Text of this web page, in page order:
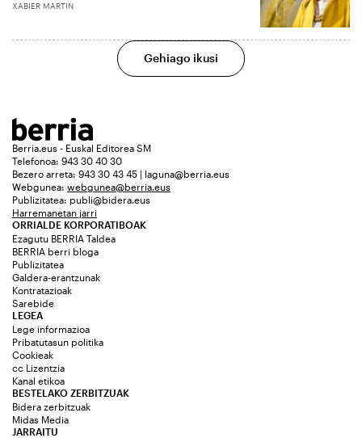
XABIER MARTIN
Gehiago ikusi
Berria.eus - Euskal Editorea SM
Telefonoa: 943 30 40 30
Bezero arreta: 943 30 43 45 | laguna@berria.eus
Webgunea: webgunea@berria.eus
Publizitatea: publi@bidera.eus
Harremanetan jarri
ORRIALDE KORPORATIBOAK
Ezagutu BERRIA Taldea
BERRIA berri bloga
Publizitatea
Galdera-erantzunak
Kontratazioak
Sarebide
JARRAITU
LEGEA
Lege informazioa
Pribatutasun politika
Cookieak
cc Lizentzia
Kanal etikoa
BESTELAKO ZERBITZUAK
Bidera zerbitzuak
Midas Media